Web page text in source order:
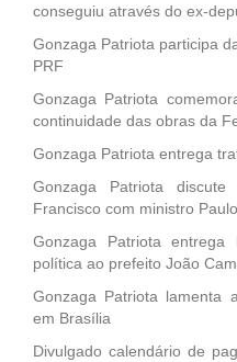
conseguiu através do ex-
Gonzaga Patriota participa
PRF
Gonzaga Patriota
continuidade das obras da
Gonzaga Patriota entrega
Gonzaga Patriota
Francisco com ministro
Gonzaga Patriota
política ao prefeito João
Gonzaga Patriota lamenta
em Brasília
Divulgado calendário de